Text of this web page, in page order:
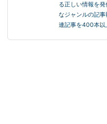
る正しい情報を
なジャンルの記
連記事を400本以